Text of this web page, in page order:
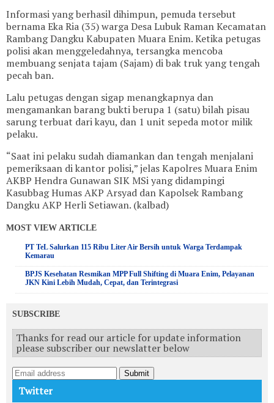
Informasi yang berhasil dihimpun, pemuda tersebut
bernama Eka Ria (35) warga Desa Lubuk Raman Kecamatan
Rambang Dangku Kabupaten Muara Enim. Ketika petugas
polisi akan menggeledahnya, tersangka mencoba
membuang senjata tajam (Sajam) di bak truk yang tengah
pecah ban.
Lalu petugas dengan sigap menangkapnya dan
mengamankan barang bukti berupa 1 (satu) bilah pisau
sarung terbuat dari kayu, dan 1 unit sepeda motor milik
pelaku.
“Saat ini pelaku sudah diamankan dan tengah menjalani
pemeriksaan di kantor polisi,” jelas Kapolres Muara Enim
AKBP Hendra Gunawan SIK MSi yang didampingi
Kasubbag Humas AKP Arsyad dan Kapolsek Rambang
Dangku AKP Herli Setiawan. (kalbad)
MOST VIEW ARTICLE
PT TeL Salurkan 115 Ribu Liter Air Bersih untuk Warga Terdampak
Kemarau
BPJS Kesehatan Resmikan MPP Full Shifting di Muara Enim, Pelayanan
JKN Kini Lebih Mudah, Cepat, dan Terintegrasi
SUBSCRIBE
Thanks for read our article for update information
please subscriber our newslatter below
Submit
Twitter